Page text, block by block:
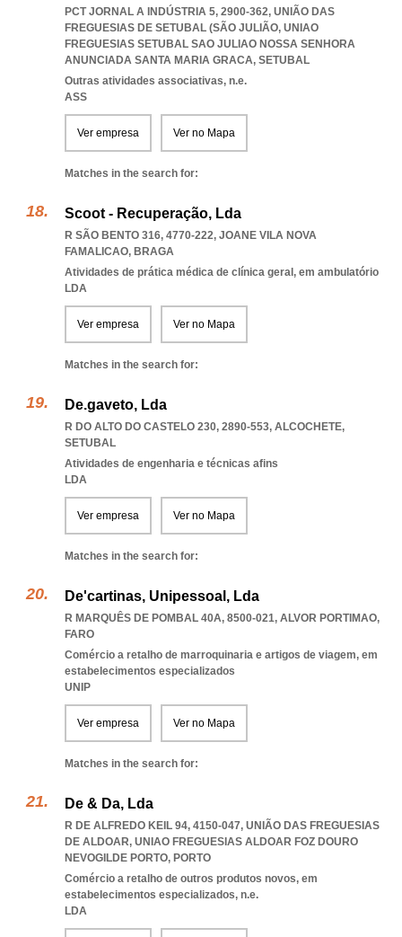
PCT JORNAL A INDÚSTRIA 5, 2900-362, UNIÃO DAS
FREGUESIAS DE SETUBAL (SÃO JULIÃO, UNIAO
FREGUESIAS SETUBAL SAO JULIAO NOSSA SENHORA
ANUNCIADA SANTA MARIA GRACA, SETUBAL
Outras atividades associativas, n.e.
ASS
Ver empresa Ver no Mapa
Matches in the search for:
Scoot - Recuperação, Lda
R SÃO BENTO 316, 4770-222, JOANE VILA NOVA
FAMALICAO, BRAGA
Atividades de prática médica de clínica geral, em ambulatório
LDA
Ver empresa Ver no Mapa
Matches in the search for:
De.gaveto, Lda
R DO ALTO DO CASTELO 230, 2890-553, ALCOCHETE,
SETUBAL
Atividades de engenharia e técnicas afins
LDA
Ver empresa Ver no Mapa
Matches in the search for:
De'cartinas, Unipessoal, Lda
R MARQUÊS DE POMBAL 40A, 8500-021, ALVOR PORTIMAO,
FARO
Comércio a retalho de marroquinaria e artigos de viagem, em
estabelecimentos especializados
UNIP
Ver empresa Ver no Mapa
Matches in the search for:
De & Da, Lda
R DE ALFREDO KEIL 94, 4150-047, UNIÃO DAS FREGUESIAS
DE ALDOAR, UNIAO FREGUESIAS ALDOAR FOZ DOURO
NEVOGILDE PORTO, PORTO
Comércio a retalho de outros produtos novos, em
estabelecimentos especializados, n.e.
LDA